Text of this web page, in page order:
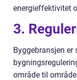
energieffektivitet
3.
Byggebransjen er
område til